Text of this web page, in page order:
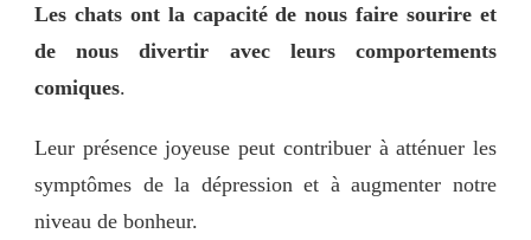
Les chats ont la capacité de nous faire sourire et
de nous divertir avec leurs comportements
comiques.
Leur présence joyeuse peut contribuer à atténuer les
symptômes de la dépression et à augmenter notre
niveau de bonheur.